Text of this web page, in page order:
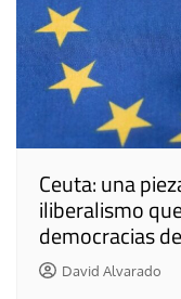
Ceuta: una
iliberalismo
democracias
David Alvarado